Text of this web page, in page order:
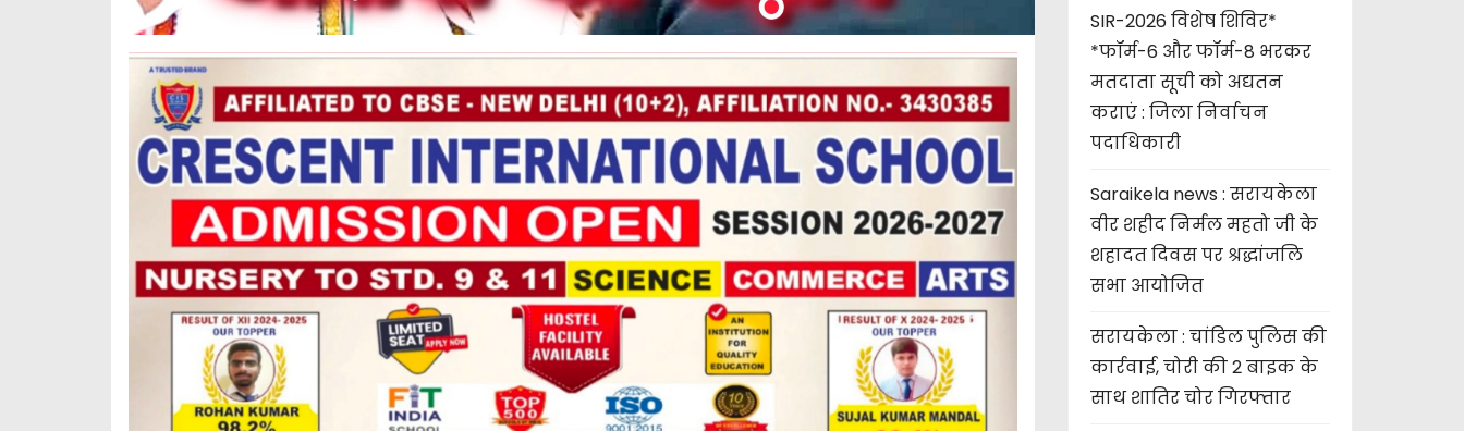
SIR-2026 विशेष शिविर*
*फॉर्म-6 और फॉर्म-8 भरकर
मतदाता सूची को अद्यतन
कराएं : जिला निर्वाचन
पदाधिकारी
Saraikela news : सरायकेला
वीर शहीद निर्मल महतो जी के
शहादत दिवस पर श्रद्धांजलि
सभा आयोजित
सरायकेला : चांडिल पुलिस की
कार्रवाई, चोरी की 2 बाइक के
साथ शातिर चोर गिरफ्तार